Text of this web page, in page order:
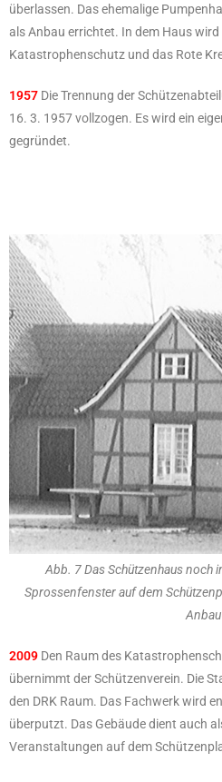
überlassen. Das ehemalige
als Anbau errichtet. In dem Haus
Katastrophenschutz und das Rote
1957 Die Trennung der
16. 3. 1957 vollzogen. Es wird ein
gegründet.
Abb. 7 Das Schützenhaus noch
Sprossenfenster auf dem
Anbau
2009 Den Raum des
übernimmt der Schützenverein. Die
den DRK Raum. Das Fachwerk wird
überputzt. Das Gebäude dient auch
Veranstaltungen auf dem